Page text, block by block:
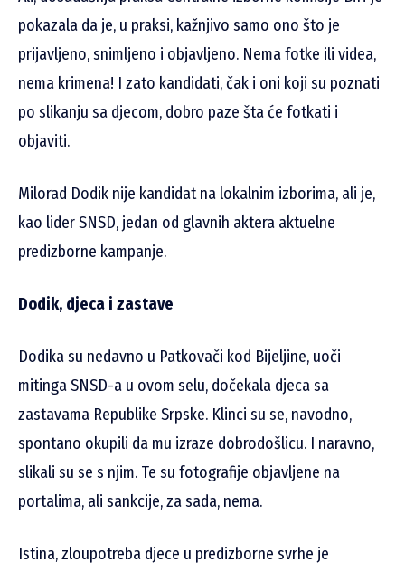
pokazala da je, u praksi, kažnjivo samo ono što je
prijavljeno, snimljeno i objavljeno. Nema fotke ili videa,
nema krimena! I zato kandidati, čak i oni koji su poznati
po slikanju sa djecom, dobro paze šta će fotkati i
objaviti.
Milorad Dodik nije kandidat na lokalnim izborima, ali je,
kao lider SNSD, jedan od glavnih aktera aktuelne
predizborne kampanje.
Dodik, djeca i zastave
Dodika su nedavno u Patkovači kod Bijeljine, uoči
mitinga SNSD-a u ovom selu, dočekala djeca sa
zastavama Republike Srpske. Klinci su se, navodno,
spontano okupili da mu izraze dobrodošlicu. I naravno,
slikali su se s njim. Te su fotografije objavljene na
portalima, ali sankcije, za sada, nema.
Istina, zloupotreba djece u predizborne svrhe je